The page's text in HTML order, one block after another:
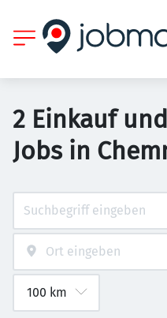
2 Einkauf
Jobs in